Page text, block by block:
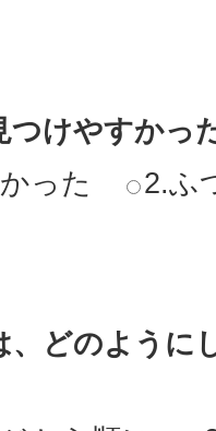
つけやすかっ
った
2.ふ
、どのように